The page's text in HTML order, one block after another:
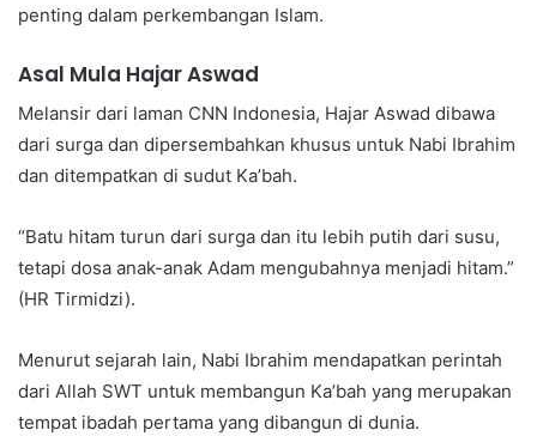
penting dalam perkembangan Islam.
Asal Mula Hajar Aswad
Melansir dari laman CNN Indonesia, Hajar Aswad dibawa
dari surga dan dipersembahkan khusus untuk Nabi Ibrahim
dan ditempatkan di sudut Ka’bah.
“Batu hitam turun dari surga dan itu lebih putih dari susu,
tetapi dosa anak-anak Adam mengubahnya menjadi hitam.”
(HR Tirmidzi).
Menurut sejarah lain, Nabi Ibrahim mendapatkan perintah
dari Allah SWT untuk membangun Ka’bah yang merupakan
tempat ibadah pertama yang dibangun di dunia.